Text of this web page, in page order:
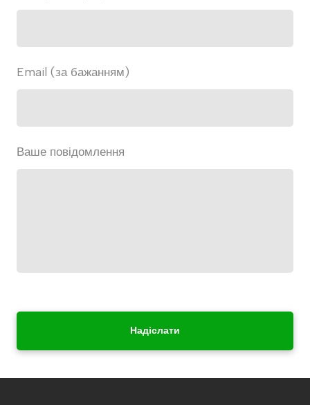
Email (за бажанням)
Ваше повідомлення
Надіслати